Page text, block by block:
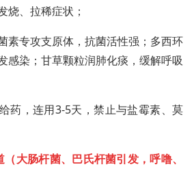
烧、拉稀症状；
素专攻支原体，抗菌活性强；多西环
感染；甘草颗粒润肺化痰，缓解呼吸
药，连用3-5天，禁止与盐霉素、莫
大肠杆菌、巴氏杆菌引发，呼噜、